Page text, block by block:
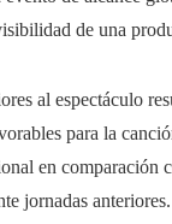
de una
al espectáculo
para la
en comparación
jornadas